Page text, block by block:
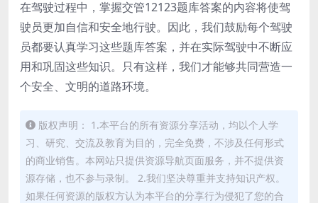
在驾驶过程中，掌握交管12123题库答案的内容将使驾
驶员更加自信和安全地行驶。因此，我们鼓励每个驾驶
员都要认真学习这些题库答案，并在实际驾驶中不断应
用和巩固这些知识。只有这样，我们才能够共同营造一
个安全、文明的道路环境。
版权声明： 1.本平台的所有资源分享活动，均以个人学
习、研究、交流及教育为目的，完全免费，不涉及任何形式
的商业销售。本网站只提供资源导航页面服务，并不提供资
源存储，也不参与录制。 2.我们坚决尊重并支持知识产权。
如果任何资源的版权方认为本平台的分享行为侵犯了您的合